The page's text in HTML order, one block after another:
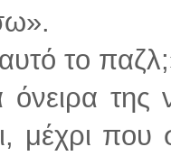
αυτό το
της
μέχρι που